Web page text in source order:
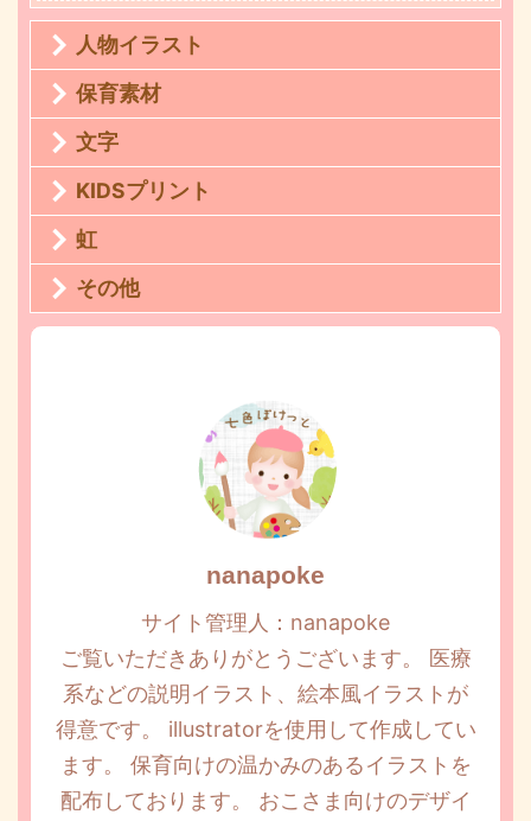
人物イラスト
保育素材
文字
KIDSプリント
虹
その他
nanapoke
サイト管理人：nanapoke
ご覧いただきありがとうございます。 医療
系などの説明イラスト、絵本風イラストが
得意です。 illustratorを使用して作成してい
ます。 保育向けの温かみのあるイラストを
配布しております。 おこさま向けのデザイ